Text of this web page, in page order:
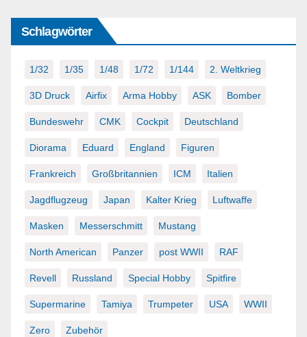
Schlagwörter
1/32 1/35 1/48 1/72 1/144 2. Weltkrieg
3D Druck Airfix Arma Hobby ASK Bomber
Bundeswehr CMK Cockpit Deutschland
Diorama Eduard England Figuren
Frankreich Großbritannien ICM Italien
Jagdflugzeug Japan Kalter Krieg Luftwaffe
Masken Messerschmitt Mustang
North American Panzer post WWII RAF
Revell Russland Special Hobby Spitfire
Supermarine Tamiya Trumpeter USA WWII
Zero Zubehör